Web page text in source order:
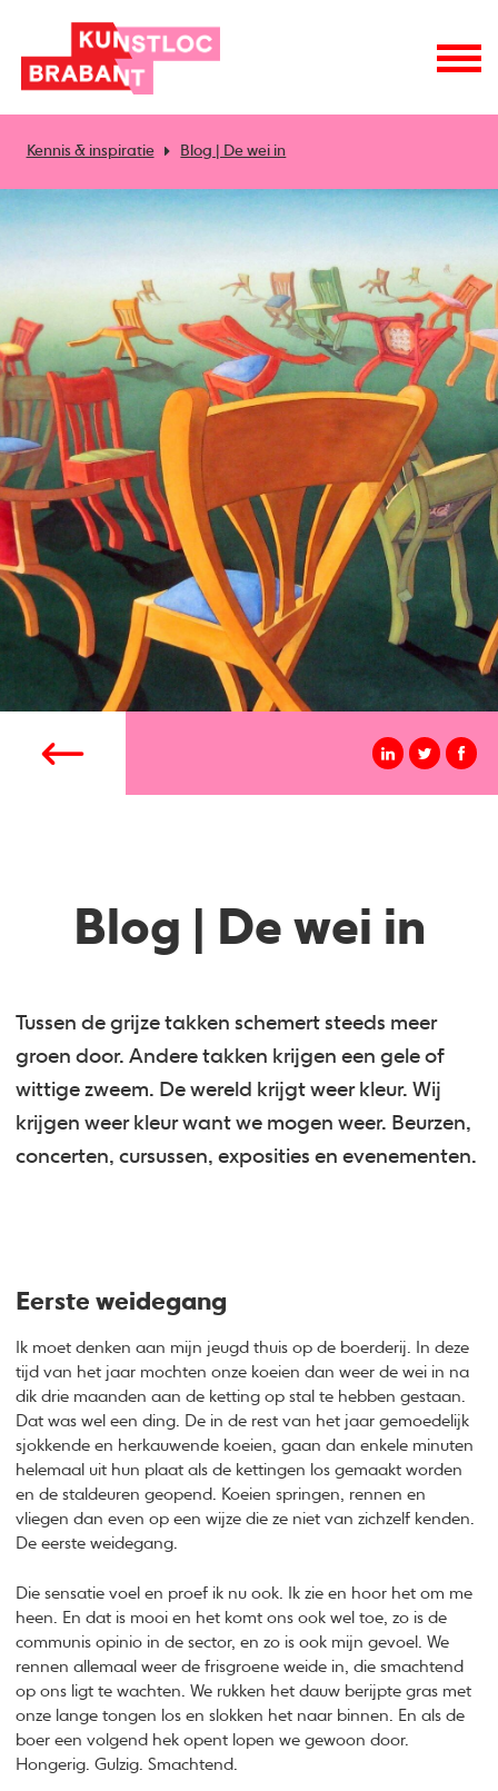
Kennis & inspiratie Blog | De wei in
Blog | De wei in
Tussen de grijze takken schemert steeds meer
groen door. Andere takken krijgen een gele of
wittige zweem. De wereld krijgt weer kleur. Wij
krijgen weer kleur want we mogen weer. Beurzen,
concerten, cursussen, exposities en evenementen.
Eerste weidegang
Ik moet denken aan mijn jeugd thuis op de boerderij. In deze
tijd van het jaar mochten onze koeien dan weer de wei in na
dik drie maanden aan de ketting op stal te hebben gestaan.
Dat was wel een ding. De in de rest van het jaar gemoedelijk
sjokkende en herkauwende koeien, gaan dan enkele minuten
helemaal uit hun plaat als de kettingen los gemaakt worden
en de staldeuren geopend. Koeien springen, rennen en
vliegen dan even op een wijze die ze niet van zichzelf kenden.
De eerste weidegang.
Die sensatie voel en proef ik nu ook. Ik zie en hoor het om me
heen. En dat is mooi en het komt ons ook wel toe, zo is de
communis opinio in de sector, en zo is ook mijn gevoel. We
rennen allemaal weer de frisgroene weide in, die smachtend
op ons ligt te wachten. We rukken het dauw berijpte gras met
onze lange tongen los en slokken het naar binnen. En als de
boer een volgend hek opent lopen we gewoon door.
Hongerig. Gulzig. Smachtend.